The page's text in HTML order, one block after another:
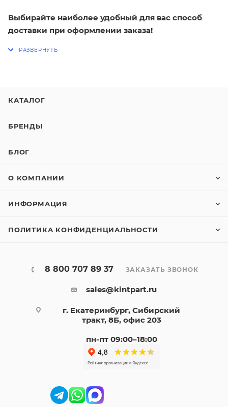
Выбирайте наиболее удобный для вас способ
доставки при оформлении заказа!
КАТАЛОГ
БРЕНДЫ
БЛОГ
О КОМПАНИИ
ИНФОРМАЦИЯ
ПОЛИТИКА КОНФИДЕНЦИАЛЬНОСТИ
8 800 707 89 37 ЗАКАЗАТЬ ЗВОНОК
sales@kintpart.ru
г. Екатеринбург, Сибирский
тракт, 8Б, офис 203
пн-пт 09:00–18:00